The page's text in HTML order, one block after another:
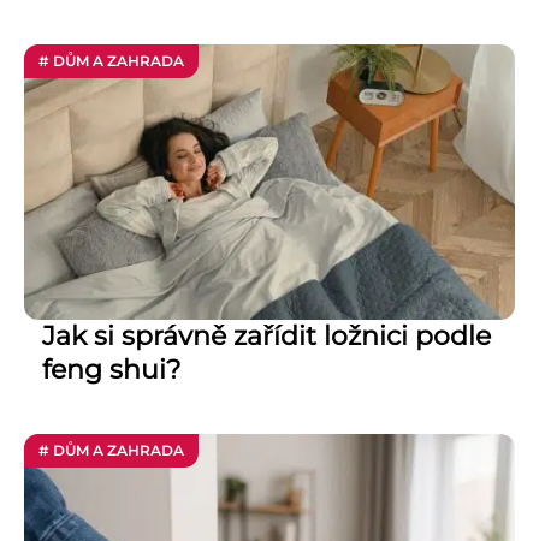
# DŮM A ZAHRADA
Jak si správně zařídit ložnici podle
feng shui?
# DŮM A ZAHRADA